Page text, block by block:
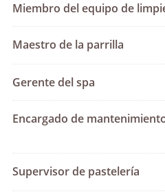
Maestro de la parrilla
Gerente del spa
Supervisor de pastelería